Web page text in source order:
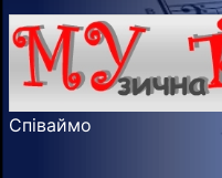
Співаймо